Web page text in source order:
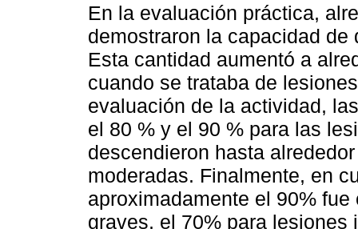
En la evaluación práctica,
demostraron la capacidad
Esta cantidad aumentó a
cuando se trataba de
evaluación de la actividad,
el 80 % y el 90 % para las
descendieron hasta
moderadas. Finalmente, en
aproximadamente el 90%
graves, el 70% para